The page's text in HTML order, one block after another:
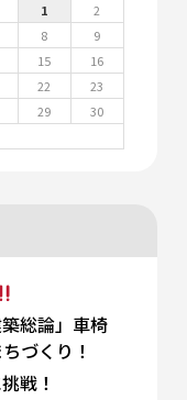
1
2
8
9
15
16
22
23
29
30
総論」車椅
づくり！
戦！